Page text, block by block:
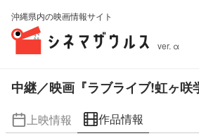
沖縄県内の映画情報サイト
ver. α
中継／映画『ラブライブ!虹ヶ咲
上映情報 作品情報